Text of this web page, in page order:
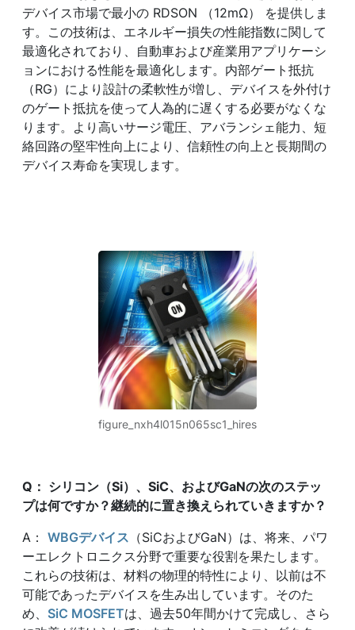
デバイス市場で最小の RDSON （12mΩ） を提供しま
す。この技術は、エネルギー損失の性能指数に関して
最適化されており、自動車および産業用アプリケーシ
ョンにおける性能を最適化します。内部ゲート抵抗
（RG）により設計の柔軟性が増し、デバイスを外付け
のゲート抵抗を使って人為的に遅くする必要がなくな
ります。より高いサージ電圧、アバランシェ能力、短
絡回路の堅牢性向上により、信頼性の向上と長期間の
デバイス寿命を実現します。
figure_nxh4l015n065sc1_hires
Q ： シリコン（Si）、 SiC、およびGaNの次のステッ
プは何ですか？継続的に置き換えられていきますか？
A： WBGデバイス （SiCおよびGaN）は、将来、パワ
ーエレクトロニクス分野で重要な役割を果たします。
これらの技術は、材料の物理的特性により、以前は不
可能であったデバイスを生み出しています。そのた
め、 SiC MOSFETは、過去50年間かけて完成し、さら